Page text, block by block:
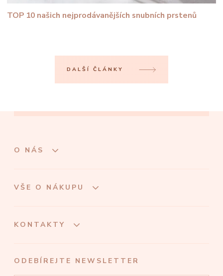
TOP 10 našich nejprodávanějších snubních prstenů
DALŠÍ ČLÁNKY
O NÁS
VŠE O NÁKUPU
KONTAKTY
ODEBÍREJTE NEWSLETTER